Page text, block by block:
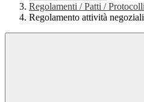
Regolamenti / Patti / Protocolli
Regolamento attività